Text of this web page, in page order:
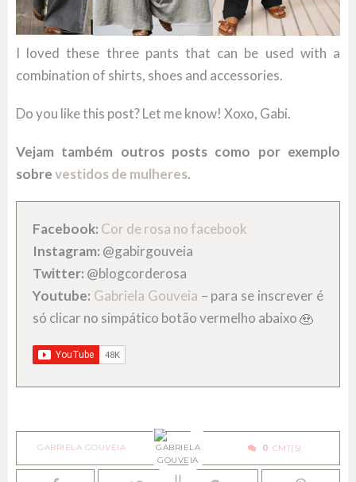
I loved these three pants that can be used with a
combination of shirts, shoes and accessories.
Do you like this post? Let me know! Xoxo, Gabi.
Vejam também outros posts como por exemplo
sobrevestidos de mulheres.
Facebook: Cor de rosa no facebook
Instagram: @gabirgouveia
Twitter: @blogcorderosa
Youtube: Gabriela Gouveia – para se inscrever é
só clicar no simpático botão vermelho abaixo
GABRIELA GOUVEIA 0